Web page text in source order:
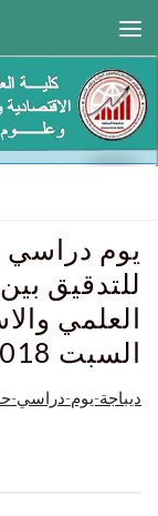
يوم دراسي
للتدقيق
العلمي
السبت 01/12/2018
ديباجة-يوم-دراسي-